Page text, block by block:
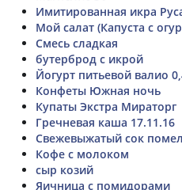
Имитированная икра
Мой салат (Капуста с
Смесь сладкая
бутерброд с икрой
Йогурт питьевой валио
Конфеты Южная ночь
Купаты Экстра Мираторг
Гречневая каша 17.11.16
Свежевыжатый сок
Кофе с молоком
сыр козий
Яичница с помидорами